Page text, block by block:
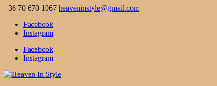
+36 70 670 1067 heaveninstyle@gmail.com
Facebook
Instagram
Facebook
Instagram